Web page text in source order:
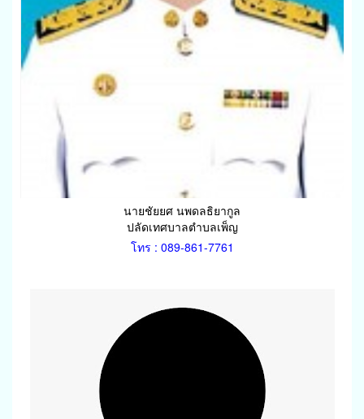
นายชัยยศ นพดลธิยากูล
ปลัดเทศบาลตำบลเพ็ญ
โทร : 089-861-7761